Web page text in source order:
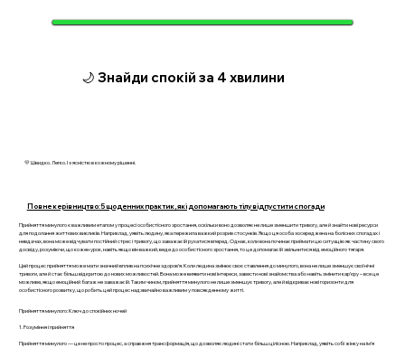
🌙 Знайди спокій за 4 хвилини
💛 Швидко. Легко. І з ясністю в кожному рішенні.
Повне керівництво: 5 щоденних практик, які допомагають тілу відпустити спогади
Прийняття минулого є важливим етапом у процесі особистісного зростання, оскільки воно дозволяє не лише зменшити тривогу, але й знайти нові ресурси
для подолання життєвих викликів. Наприклад, уявіть людину, яка пережила важкий розрив стосунків. Якщо ця особа зосереджена на болісних спогадах і
невдачах, вона може відчувати постійний стрес і тривогу, що заважає їй рухатися вперед. Однак, коли вона починає приймати цю ситуацію як частину свого
досвіду, розуміючи, що кожен урок, навіть якщо він важкий, веде до особистісного зростання, то це допомагає їй звільнитися від емоційного тягаря.
Цей процес прийняття може мати значний вплив на психічне здоров’я. Коли людина змінює своє ставлення до минулого, вона не лише зменшує свої нічні
тривоги, але й стає більш відкритою до нових можливостей. Вона може виявити нові інтереси, завести нові знайомства або навіть змінити кар’єру – все це
можливе, якщо емоційний багаж не заважає їй. Таким чином, прийняття минулого не лише зменшує тривогу, але й відкриває нові горизонти для
особистісного розвитку, що робить цей процес надзвичайно важливим у повсякденному житті.
Прийняття минулого: Ключ до спокійних ночей
1. Розуміння і прийняття
Прийняття минулого — це не просто процес, а справжня трансформація, що дозволяє людині стати більш цілісною. Наприклад, уявіть собі жінку на ім’я